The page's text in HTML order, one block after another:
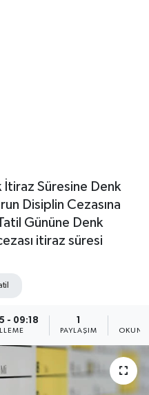
İtiraz Süresine Denk
Disiplin Cezasına
Gününe Denk
itiraz süresi
- 09:18 1
PAYLAŞIM